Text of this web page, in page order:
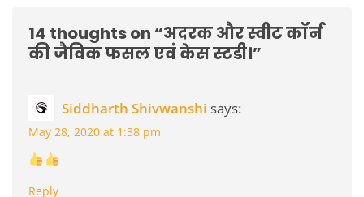
14 thoughts on “अदरक और स्वीट कॉर्न
की जैविक फसल एवं केस स्टडी।”
Siddharth Shivwanshi says:
May 28, 2020 at 1:38 pm
Reply